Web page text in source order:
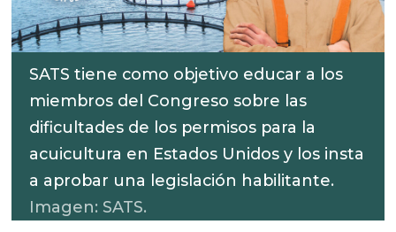
SATS tiene como objetivo educar a los
miembros del Congreso sobre las
dificultades de los permisos para la
acuicultura en Estados Unidos y los insta
a aprobar una legislación habilitante.
Imagen: SATS.